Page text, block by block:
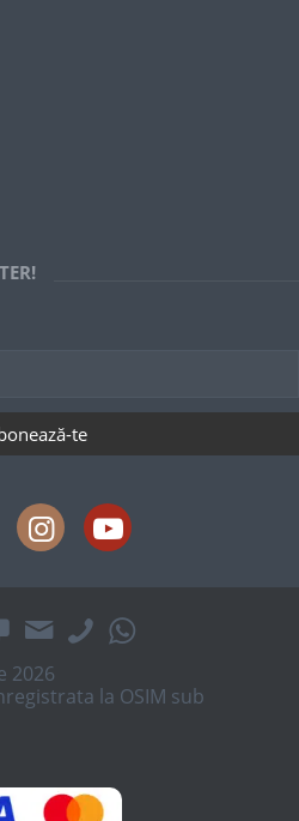
2026
la OSIM sub